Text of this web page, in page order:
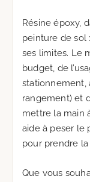
Résine époxy,
peinture de sol
ses limites. Le
budget, de
stationnement,
rangement) et
mettre la main
aide à peser le
pour prendre
Que vous